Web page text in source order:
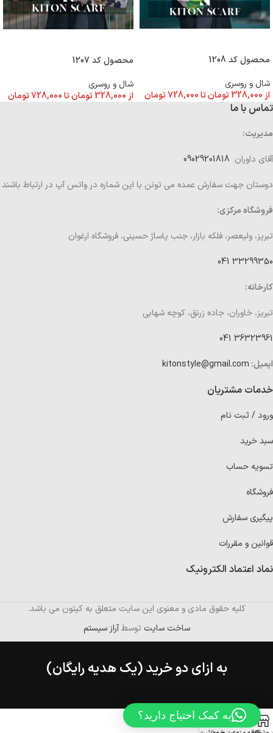
محصول کد 1208
شال و روسری
از 328,000تومانتا728,000تومان
محصول کد 1207
شال و روسری
از 328,000تومانتا728,000تومان
تماس با ما
مدیریت:
آقای داوران
دوستان جهت سفارش عمده می تونن با این شماره در واتس آپ در ارتباط باشند
فروشگاه مرکزی:
تبریز، ولیعصر، فلکه بازار، جنب پاساژ حسینی، فروشگاه ارغوان
33299350 041
کارخانه:
تبریز، خاوران، جاده زرنق، کوچه شهابی
36323961 041
ایمیل: kitonstyle@gmail.com
خدمات مشتریان
ورود / ثبت نام
سبد خرید
تسویه حساب
فروشگاه
پیگیری سفارش
قوانین و مقررات
نماد اعتماد الکترونیک
کلیه حقوق مادی و معنوی این سایت متعلق به کیتون می باشد.
ساخت سایت توسطآراز سیستم
به ازای دو خرید (یک هدیه رایگان)
به کمک احتیاج دارید؟